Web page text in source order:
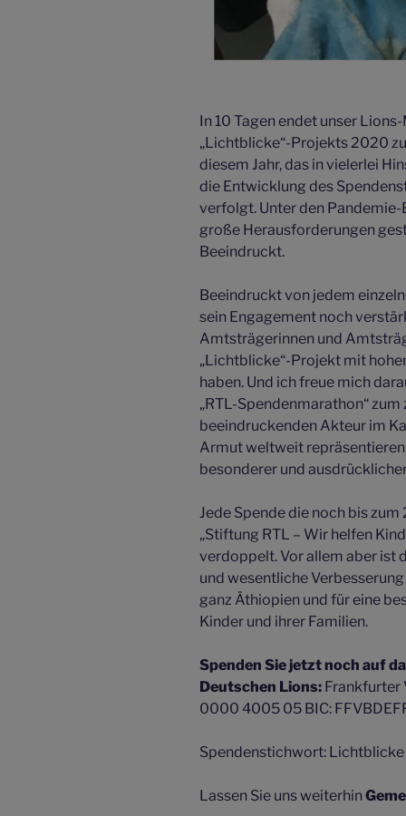
In 10 Tagen endet unser
„Lichtblicke“-Projekts 2020
diesem Jahr, das in vielerlei
die Entwicklung des
verfolgt. Unter den
große Herausforderungen
Beeindruckt.
Beeindruckt von jedem
sein Engagement noch
Amtsträgerinnen und
„Lichtblicke“-Projekt mit
haben. Und ich freue mich
„RTL-Spendenmarathon“
beeindruckenden Akteur im
Armut weltweit
besonderer und
Jede Spende die noch bis
„Stiftung RTL – Wir helfen
verdoppelt. Vor allem aber ist
und wesentliche
ganz Äthiopien und für eine
Kinder und ihrer Familien.
Spenden Sie jetzt noch auf
Deutschen Lions: Frankfurter
0000 4005 05 BIC:
Spendenstichwort: Lichtblicke
Lassen Sie uns weiterhin